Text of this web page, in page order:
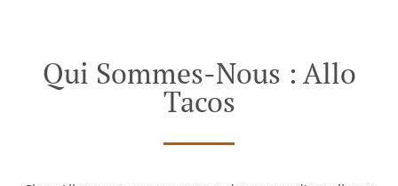
Qui Sommes-Nous : Allo
Tacos